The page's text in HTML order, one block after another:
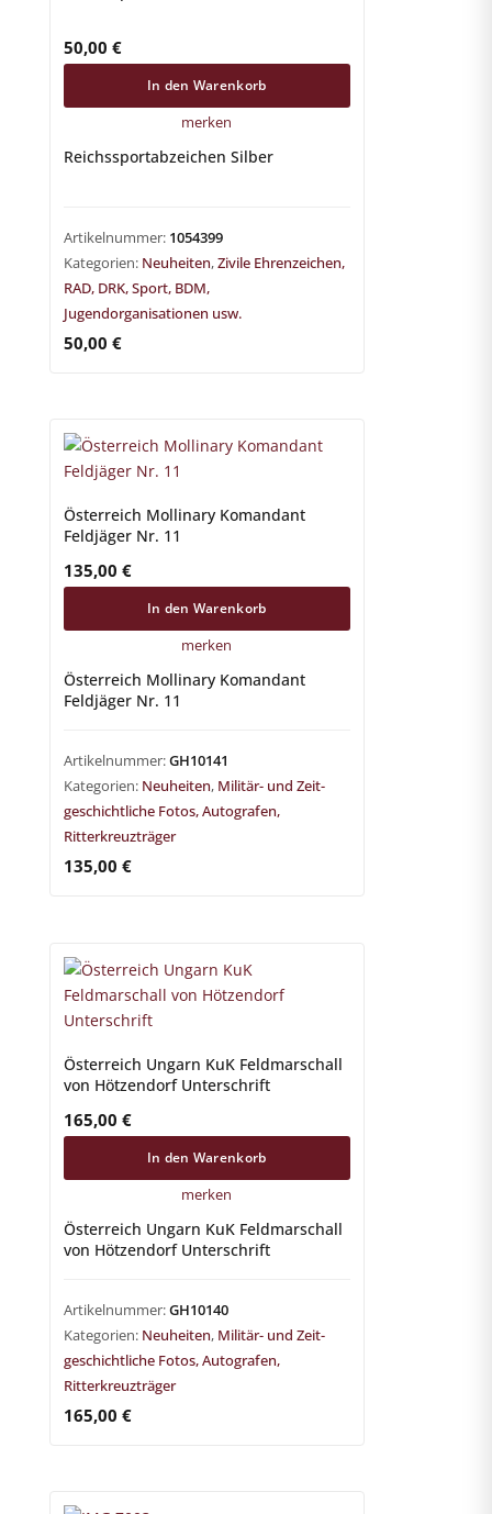
50,00 €
In den Warenkorb
merken
Reichssportabzeichen Silber
Artikelnummer: 1054399
Kategorien: Neuheiten,Zivile Ehrenzeichen,
RAD, DRK, Sport, BDM,
Jugendorganisationen usw.
50,00 €
Österreich Mollinary Komandant
Feldjäger Nr. 11
135,00 €
In den Warenkorb
merken
Österreich Mollinary Komandant
Feldjäger Nr. 11
Artikelnummer:GH10141
Kategorien: Neuheiten, Militär- und Zeit-
geschichtliche Fotos, Autografen,
Ritterkreuzträger
135,00 €
Österreich Ungarn KuK Feldmarschall
von Hötzendorf Unterschrift
165,00 €
In den Warenkorb
merken
Österreich Ungarn KuK Feldmarschall
von Hötzendorf Unterschrift
Artikelnummer:GH10140
Kategorien: Neuheiten, Militär- und Zeit-
geschichtliche Fotos, Autografen,
Ritterkreuzträger
165,00 €